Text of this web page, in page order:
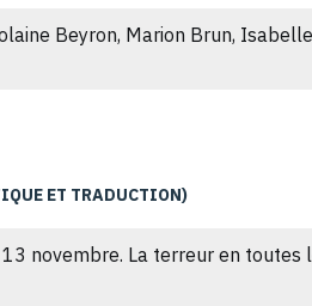
valeurs incorporées ou
Beyron, Marion Brun,
ET TRADUCTION)
13 novembre. La terreur en